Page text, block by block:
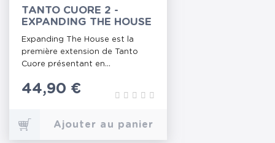
TANTO CUORE 2 -
EXPANDING THE HOUSE
Expanding The House est la
première extension de Tanto
Cuore présentant en...
Prix
44,90 €
Ajouter au panier